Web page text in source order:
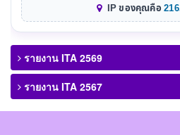
IP ของคุณคือ
รายงาน ITA 2569
รายงาน ITA 2567